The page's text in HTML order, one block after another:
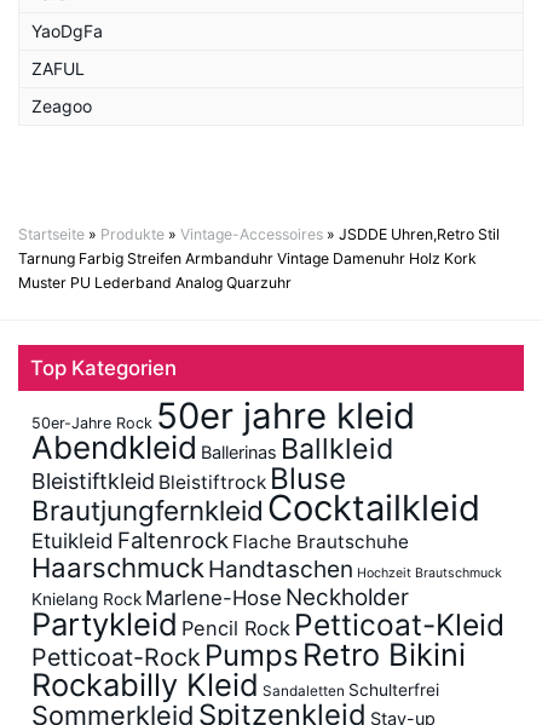
YaoDgFa
ZAFUL
Zeagoo
Startseite » Produkte » Vintage-Accessoires » JSDDE Uhren,Retro Stil
Tarnung Farbig Streifen Armbanduhr Vintage Damenuhr Holz Kork
Muster PU Lederband Analog Quarzuhr
Top Kategorien
50er-Jahre Rock 50er jahre kleid
Abendkleid Ballerinas Ballkleid
Bleistiftkleid Bleistiftrock Bluse
Brautjungfernkleid Cocktailkleid
Etuikleid Faltenrock Flache Brautschuhe
Haarschmuck Handtaschen Hochzeit Brautschmuck
Knielang Rock Marlene-Hose Neckholder
Partykleid Pencil Rock Petticoat-Kleid
Petticoat-Rock Pumps Retro Bikini
Rockabilly Kleid Sandaletten Schulterfrei
Sommerkleid Spitzenkleid Stay-up